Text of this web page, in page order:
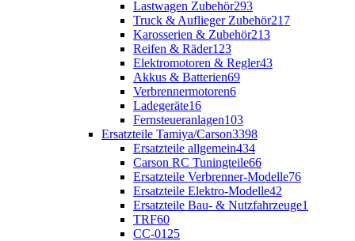
Lastwagen Zubehör293
Truck & Auflieger Zubehör217
Karosserien & Zubehör213
Reifen & Räder123
Elektromotoren & Regler43
Akkus & Batterien69
Verbrennermotoren6
Ladegeräte16
Fernsteueranlagen103
Ersatzteile Tamiya/Carson3398
Ersatzteile allgemein434
Carson RC Tuningteile66
Ersatzteile Verbrenner-Modelle76
Ersatzteile Elektro-Modelle42
Ersatzteile Bau- & Nutzfahrzeuge1
TRF60
CC-01 25